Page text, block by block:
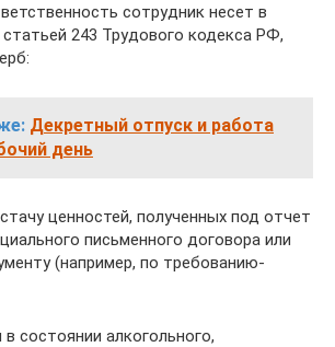
сотрудник несет в
243 Трудового кодекса РФ,
Декретный отпуск и работа
день
ценностей, полученных под отчет
письменного договора или
(например, по требованию-
состоянии алкогольного,